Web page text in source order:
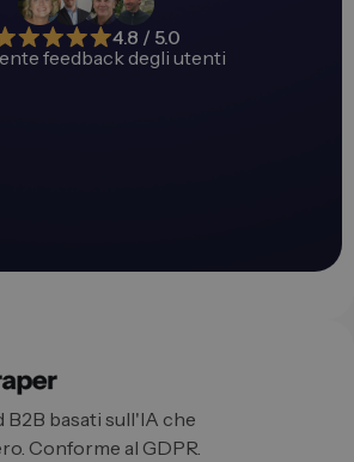
4.8 / 5.0
feedback degli utenti
B2B basati sull'IA che
Conforme al GDPR.